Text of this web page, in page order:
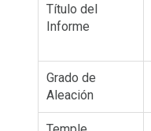
Título del
Informe
Grado de
Aleación